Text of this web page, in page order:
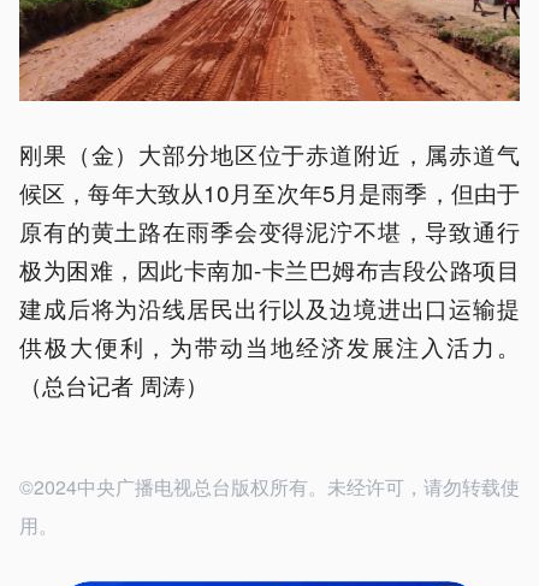
刚果（金）大部分地区位于赤道附近，属赤道气
候区，每年大致从10月至次年5月是雨季，但由于
原有的黄土路在雨季会变得泥泞不堪，导致通行
极为困难，因此卡南加-卡兰巴姆布吉段公路项目
建成后将为沿线居民出行以及边境进出口运输提
供极大便利，为带动当地经济发展注入活力。
（总台记者 周涛）
©2024中央广播电视总台版权所有。未经许可，请勿转载使
用。